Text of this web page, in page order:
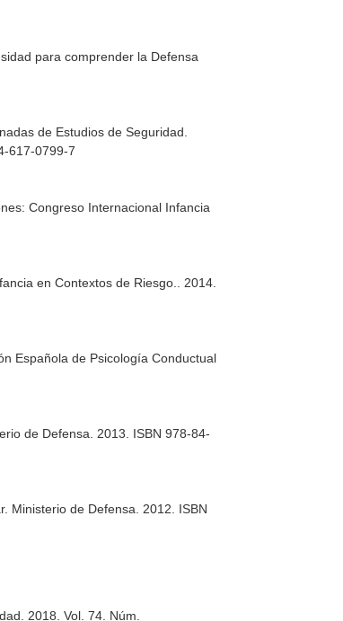
para comprender la Defensa
de Estudios de Seguridad
617-0799-7
Congreso Internacional Infancia
en Contextos de Riesgo.
. 2014.
Española de Psicología Conductual
de Defensa. 2013. ISBN 978-84-
. Ministerio de Defensa. 2012. ISBN
2018. Vol. 74. Núm.